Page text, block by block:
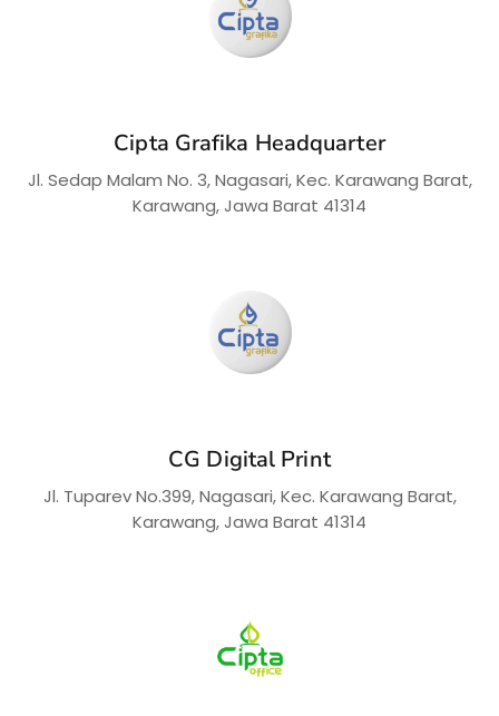
Cipta Grafika Headquarter
Jl. Sedap Malam No. 3, Nagasari, Kec. Karawang Barat,
Karawang, Jawa Barat 41314
CG Digital Print
Jl. Tuparev No.399, Nagasari, Kec. Karawang Barat,
Karawang, Jawa Barat 41314